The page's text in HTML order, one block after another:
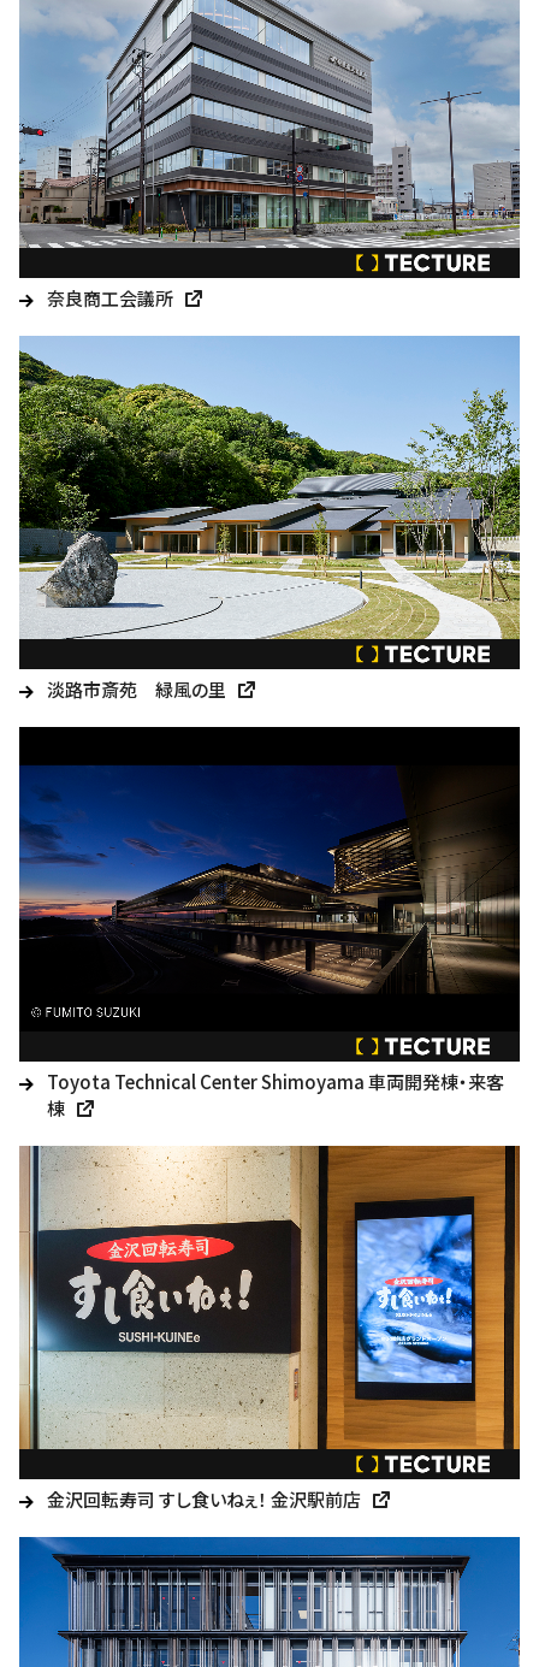
奈良商工会議所
淡路市斎苑 緑風の里
Toyota Technical Center Shimoyama 車両開発棟・来客
棟
金沢回転寿司 すし食いねぇ！ 金沢駅前店